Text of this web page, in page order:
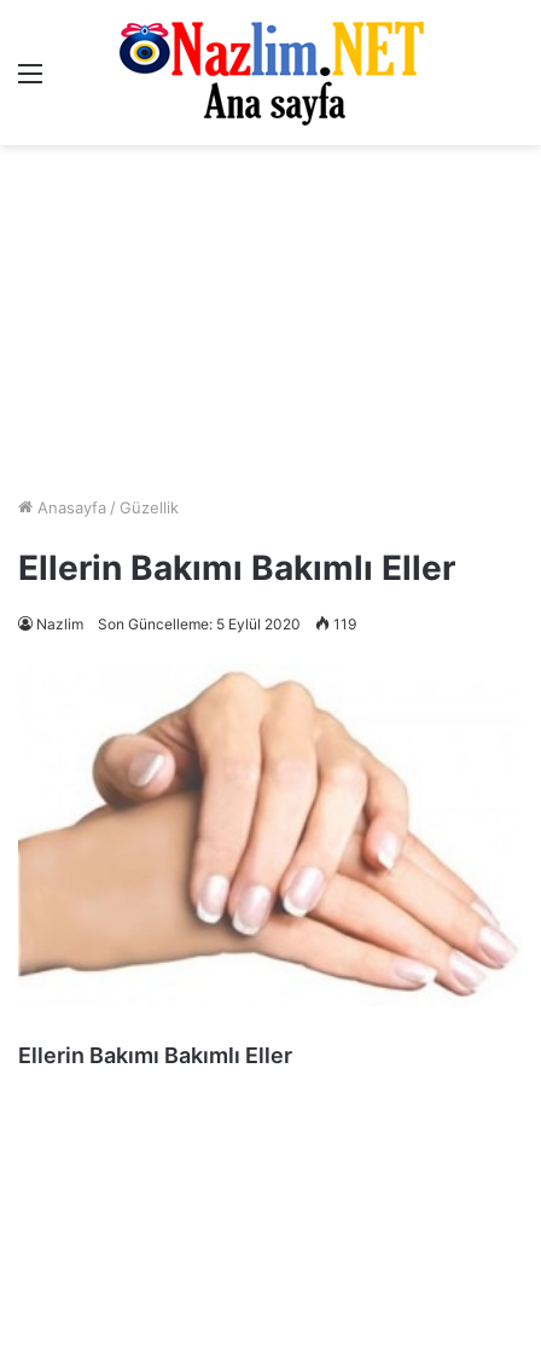
Menü
Anasayfa / Güzellik
Ellerin Bakımı Bakımlı Eller
Nazlim Son Güncelleme: 5 Eylül 2020 119
Ellerin Bakımı Bakımlı Eller